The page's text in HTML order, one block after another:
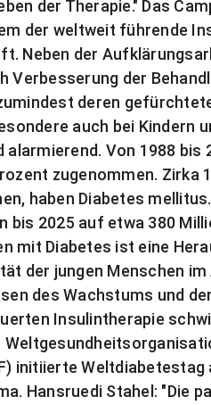
der Therapie." Das
der weltweit führende
Neben der
Verbesserung der
deren
auch bei Kindern
Von 1988 bis
zugenommen. Zirka
haben Diabetes
bis 2025 auf etwa 380
mit Diabetes ist eine
der jungen Menschen im
des Wachstums und
Insulintherapie
initiierte Weltdiabetestag
Hansruedi Stahel: "Die